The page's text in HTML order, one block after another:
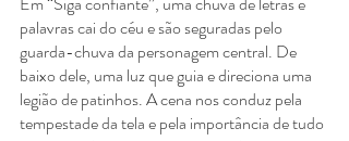
palavras cai do céu e são seguradas pelo
guarda-chuva da personagem central. De
baixo dele, uma luz que guia e direciona uma
legião de patinhos. A cena nos conduz pela
tempestade da tela e pela importância de tudo